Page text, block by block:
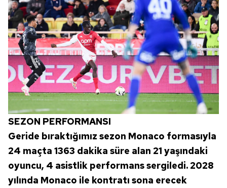
SEZON PERFORMANSI
Geride bıraktığımız sezon Monaco formasıyla
24 maçta 1363 dakika süre alan 21 yaşındaki
oyuncu, 4 asistlik performans sergiledi. 2028
yılında Monaco ile kontratı sona erecek